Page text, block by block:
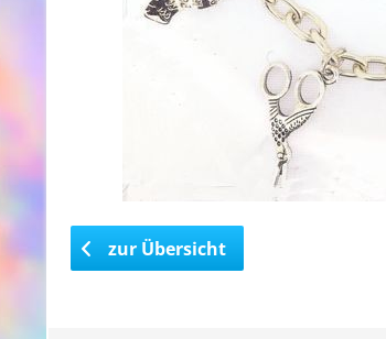
zur Übersicht